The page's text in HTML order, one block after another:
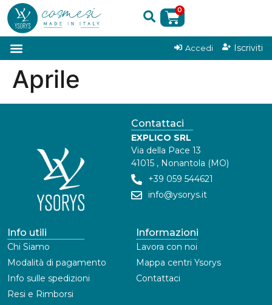
0
Accedi Iscriviti
Aprile
Contattaci
EXPLICO SRL
Via della Pace 13
41015 , Nonantola (MO)
+39 059 544621
info@ysorys.it
Info utili
Chi Siamo
Modalità di pagamento
Info sulle spedizioni
Resi e Rimborsi
Informazioni
Lavora con noi
Mappa centri Ysorys
Contattaci